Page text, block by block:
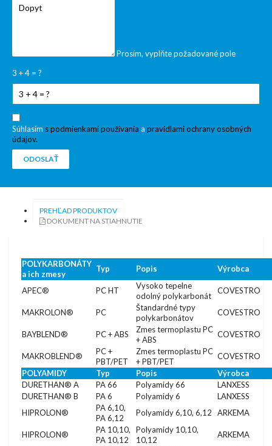
Prosím, vyplňte požadované pole
3 + 4 = ?
Súhlasím s podmienkami používania a pravidlami ochrany osobných
údajov.
ODOSLAŤ
PREHĽAD PRODUKTOV
DOKUMENT NA STIAHNUTIE
POLYKARBONÁTY
a ich zmesy
Typ Popis Výrobca
APEC® PC HT
Vysoko tepelne
odolný polykarbonát
COVESTRO
MAKROLON® PC
Štandardné typy
polykarbonátov
COVESTRO
BAYBLEND® PC + ABS
Zmes termoplastu PC
+ ABS
COVESTRO
MAKROBLEND®
PC +
PBT/PET
Zmes termoplastu PC
+ PBT/PET
COVESTRO
POLYAMIDY
Typ Popis
Výrobca
DURETHAN® A
PA 66 Polyamidy 66
LANXESS
DURETHAN® B
PA 6 Polyamidy 6
LANXESS
HIPROLON®
PA 6,10,
PA 6,12
Polyamidy 6,10, 6,12 ARKEMA
HIPROLON®
PA 10,10,
PA 10,12
Polyamidy 10,10,
10,12
ARKEMA